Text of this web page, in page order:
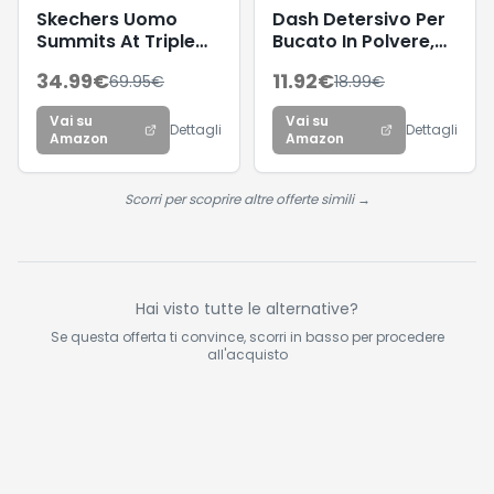
Skechers Uomo
Summits At Triple
Ginnastica, Black
Textile/Synthetic/Trim,
41.5 EU
34.99€69.95€
Vai su
Amazon
Dettagli
Dash Detersivo Per
Bucato In Polvere,
Tecnologia anti
residui, rimuove le
macchie, efficace a
cicli brevi e a freddo
11.92€18.99€
Vai su
Amazon
Dettagli
Scorri per scoprire altre offerte simili →
Hai visto tutte le alternative?
Se questa offerta ti convince, scorri in basso per procedere
all'acquisto